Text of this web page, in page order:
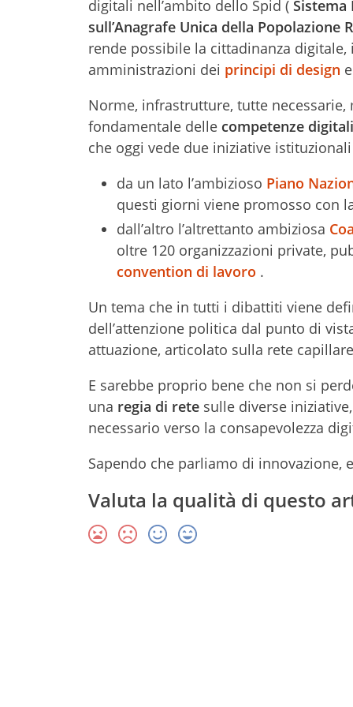
digitali nell’ambito dello Spid (
sull’Anagrafe Unica della Popolazione
rende possibile la cittadinanza
amministrazioni dei principi di design
Norme, infrastrutture, tutte
fondamentale delle competenze digitali
che oggi vede due iniziative
da un lato l’ambizioso Piano
questi giorni viene promosso con
dall’altro l’altrettanto ambiziosa
oltre 120 organizzazioni private,
convention di lavoro .
Un tema che in tutti i dibattiti viene
dell’attenzione politica dal punto di
attuazione, articolato sulla rete
E sarebbe proprio bene che non si
una regia di rete sulle diverse
necessario verso la consapevolezza
Sapendo che parliamo di innovazione,
Valuta la qualità di questo